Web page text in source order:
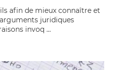
afin de mieux connaître et
juridiques
invoq ...